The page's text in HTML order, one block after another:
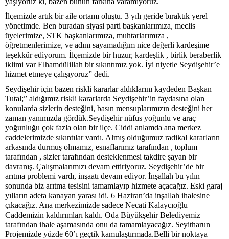
İlçemizde artık bir aile ortamı oluştu. 3 yılı geride bıraktık yerel
yönetimde. Ben buradan siyasi parti başkanlarımıza, meclis
üyelerimize, STK başkanlarımıza, muhtarlarımıza ,
öğretmenlerimize, ve adını sayamadığım nice değerli kardeşime
teşekkür ediyorum. İlçemizde bir huzur, kardeşlik , birlik beraberlik
iklimi var Elhamdülillah bir sıkıntımız yok. İyi niyetle Seydişehir’e
hizmet etmeye çalışıyoruz” dedi.
Seydişehir için bazen riskli kararlar aldıklarını kaydeden Başkan
Tutal;” aldığımız riskli kararlarda Seydişehir’in faydasına olan
konularda sizlerin desteğini, basın mensuplarımızın desteğini her
zaman yanımızda gördük.Seydişehir nüfus yoğunlu ve araç
yoğunluğu çok fazla olan bir ilçe. Ciddi anlamda ana merkez
caddelerimizde sıkıntılar vardı. Almış olduğumuz radikal kararların
arkasında durmuş olmamız, esnaflarımız tarafından , toplum
tarafından , sizler tarafından desteklenmesi takdire şayan bir
davranış. Çalışmalarımızı devam ettiriyoruz. Seydişehir’de bir
arıtma problemi vardı, inşaatı devam ediyor. İnşallah bu yılın
sonunda biz arıtma tesisini tamamlayıp hizmete açacağız. Eski garaj
yılların adeta kanayan yarası idi. 6 Haziran’da inşallah ihalesine
çıkacağız. Ana merkezimizde sadece Necati Kalaycıoğlu
Caddemizin kaldırımları kaldı. Oda Büyükşehir Belediyemiz
tarafından ihale aşamasında onu da tamamlayacağız. Seyitharun
Projemizde yüzde 60’ı geçtik kamulaştırmada.Belli bir noktaya